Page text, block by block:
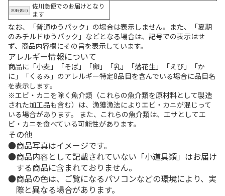
佐川急便でのお届けとなり
ます
なお、「普通ゆうパック」の場合は表示しません。また、「夏期
のみチルドゆうパック」などとなる場合は、記号での表示はせ
ず、商品内容欄にその旨を表示しています。
アレルギー情報について
商品に「小麦」「そば」「卵」「乳」「落花生」「えび」「か
に」「くるみ」のアレルギー特定8品目を含んでいる場合に品目名
を表示します。
※エビ・カニを除く魚介類（これらの魚介類を原材料として製造
された加工品も含む）は、漁獲漁法によりエビ・カニが混じって
いる場合があります。 また、これらの魚介類は、エサとしてエ
ビ・カニを食べている可能性があります。
その他
商品写真はイメージです。
商品内容として記載されていない「小道具類」はお届け
する商品に含まれておりません。
商品の色は、ご覧になるパソコンなどの環境により、実
際と異なる場合があります。